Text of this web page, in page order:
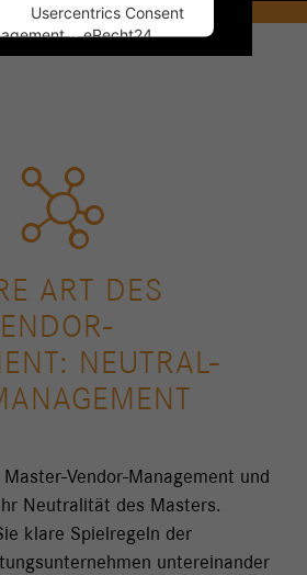
Usercentrics Consent
&eRecht24
ART DES
NEUTRAL-
Vendor-Management und
Neutralität des Masters.
klare Spielregeln der
untereinander